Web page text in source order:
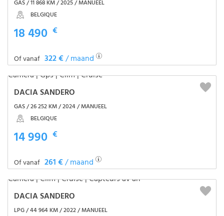
GAS / 11 868 KM / 2025 / MANUEEL
BELGIQUE
18 490 €
Of vanaf 322 €/ maand
DACIA SANDERO
GAS / 26 252 KM / 2024 / MANUEEL
BELGIQUE
14 990 €
Of vanaf 261 €/ maand
DACIA SANDERO
LPG / 44 964 KM / 2022 / MANUEEL